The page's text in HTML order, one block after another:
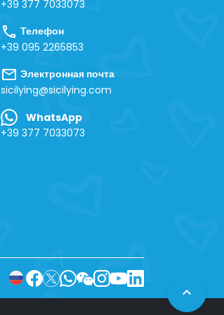
+39 377 7033073
call Телефон
+39 095 2265853
mail Электронная почта
sicilying@sicilying.com
WhatsApp
+39 377 7033073
expand_less